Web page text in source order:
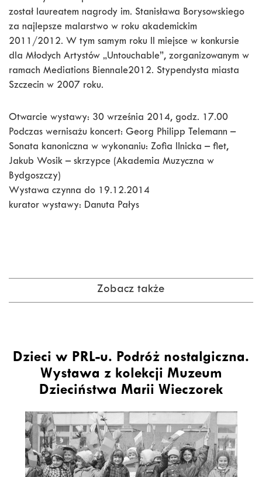
został laureatem nagrody im. Stanisława Borysowskiego
za najlepsze malarstwo w roku akademickim
2011/2012. W tym samym roku II miejsce w konkursie
dla Młodych Artystów „Untouchable”, zorganizowanym w
ramach Mediations Biennale2012. Stypendysta miasta
Szczecin w 2007 roku.
Otwarcie wystawy: 30 września 2014, godz. 17.00
Podczas wernisażu koncert: Georg Philipp Telemann –
Sonata kanoniczna w wykonaniu: Zofia Ilnicka – flet,
Jakub Wosik – skrzypce (Akademia Muzyczna w
Bydgoszczy)
Wystawa czynna do 19.12.2014
kurator wystawy: Danuta Pałys
Zobacz także
Dzieci w PRL-u. Podróż nostalgiczna.
Wystawa z kolekcji Muzeum
Dzieciństwa Marii Wieczorek